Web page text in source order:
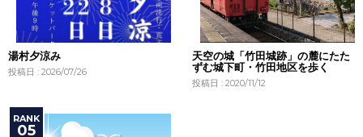
湯村夕涼み
投稿日 : 2026/07/26
天空の城「竹田城跡」の麓にたた
ずむ城下町・竹田地区を歩く
投稿日 : 2020/11/12